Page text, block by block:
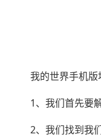
我的世界手机版
1、我们首先要解
2、我们找到我们